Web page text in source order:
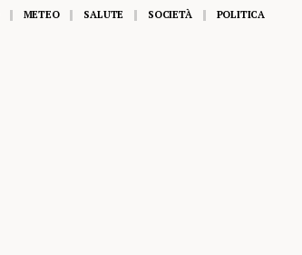
METEO SALUTE SOCIETÀ POLITICA